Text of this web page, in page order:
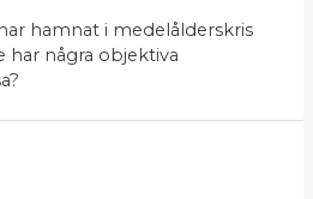
hamnat i medelålderskris
har några objektiva